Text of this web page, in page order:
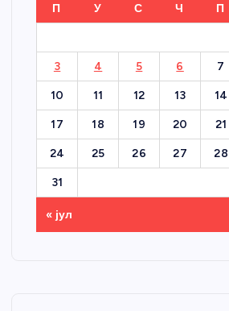
П У С Ч П
3 4 5 6 7
10 11 12 13 14
17 18 19 20 21
24 25 26 27 28
31
« јул